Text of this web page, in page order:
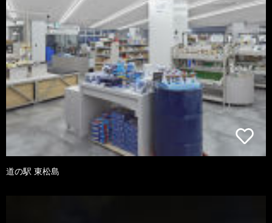
道の駅 東松島